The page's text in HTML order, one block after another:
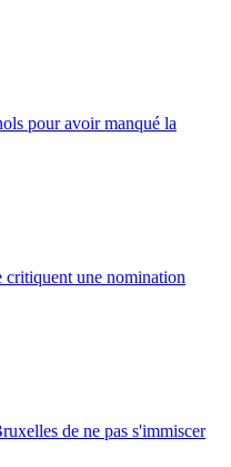
pour avoir manqué la
une nomination
de ne pas s'immiscer